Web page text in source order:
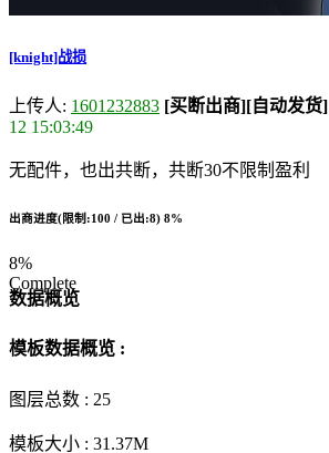
[knight]战损
上传人: 1601232883 [买断出商][自动发货]
12 15:03:49
无配件，也出共断，共断30不限制盈利
出商进度(限制:100 / 已出:8) 8%
8%
Complete
数据概览
模板数据概览 :
图层总数 : 25
模板大小 : 31.37M